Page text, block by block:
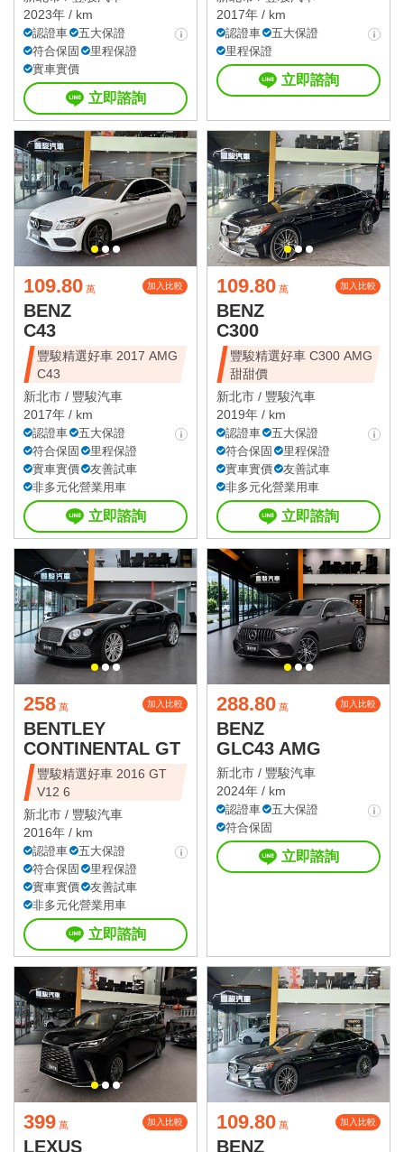
2023年 / km
認證車
五大保證
符合保固
里程保證
實車實價
立即諮詢
2017年 / km
認證車
五大保證
里程保證
立即諮詢
109.80 萬 加入比較
BENZ
C43
豐駿精選好車 2017 AMG
C43
新北市 / 豐駿汽車
2017年 / km
認證車
五大保證
符合保固
里程保證
實車實價
友善試車
非多元化營業用車
立即諮詢
109.80 萬 加入比較
BENZ
C300
豐駿精選好車 C300 AMG
甜甜價
新北市 / 豐駿汽車
2019年 / km
認證車
五大保證
符合保固
里程保證
實車實價
友善試車
非多元化營業用車
立即諮詢
258 萬 加入比較
BENTLEY
CONTINENTAL GT
豐駿精選好車 2016 GT
V12 6
新北市 / 豐駿汽車
2016年 / km
認證車
五大保證
符合保固
里程保證
實車實價
友善試車
非多元化營業用車
立即諮詢
288.80 萬 加入比較
BENZ
GLC43 AMG
新北市 / 豐駿汽車
2024年 / km
認證車
五大保證
符合保固
立即諮詢
399 萬 加入比較
LEXUS
109.80 萬 加入比較
BENZ